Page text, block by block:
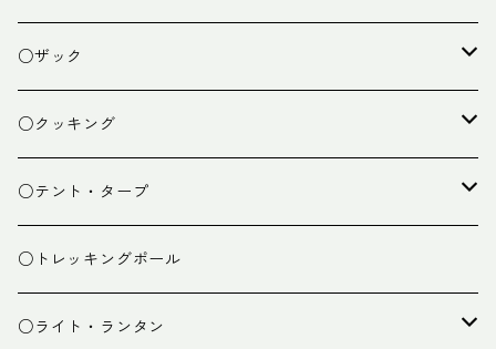
○ザック
ザック
スタッフバッグ
ザック小物
○クッキング
クッカー
バーナー
カトラリー
○テント・タープ
テント
タープ
○トレッキングポール
○ライト・ランタン